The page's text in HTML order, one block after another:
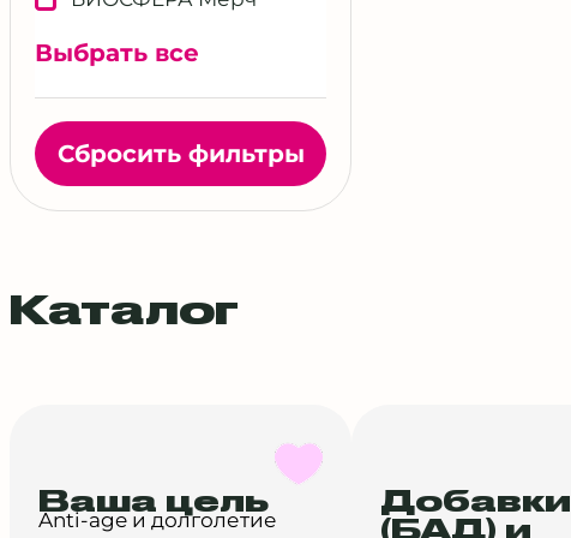
Выбрать все
Сбросить фильтры
Каталог
Ваша цель
Anti-age и долголетие
Добавки
(БАД) и